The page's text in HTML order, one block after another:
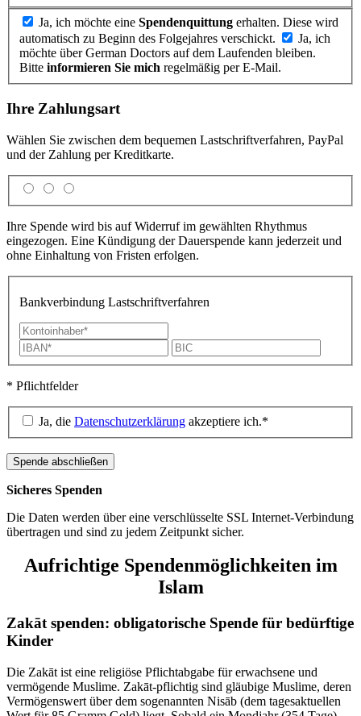
Ja, ich möchte eine Spendenquittung erhalten. Diese wird
automatisch zu Beginn des Folgejahres verschickt.
Ja, ich
möchte über German Doctors auf dem Laufenden bleiben.
Bitte informieren Sie mich regelmäßig per E-Mail.
Ihre Zahlungsart
Wählen Sie zwischen dem bequemen Lastschrift­verfahren, PayPal
und der Zahlung per Kreditkarte.
Ihre Spende wird bis auf Widerruf im gewählten Rhythmus
eingezogen. Eine Kündigung der Dauerspende kann jederzeit und
ohne Einhaltung von Fristen erfolgen.
Bankverbindung Lastschriftverfahren
* Pflichtfelder
Ja, die Datenschutzerklärung akzeptiere ich.*
Sicheres Spenden
Die Daten werden über eine verschlüsselte SSL Internet-Verbindung
übertragen und sind zu jedem Zeitpunkt sicher.
Aufrichtige Spendenmöglichkeiten im
Islam
Zakāt spenden: obliga­torische Spende für bedürf­tige
Kinder
Die Zakāt ist eine reli­giöse Pflicht­abgabe für erwach­sene und
vermö­gende Muslime. Zakāt-pflichtig sind gläubige Muslime, deren
Vermögens­wert über dem soge­nannten Nisāb (dem tages­aktuellen